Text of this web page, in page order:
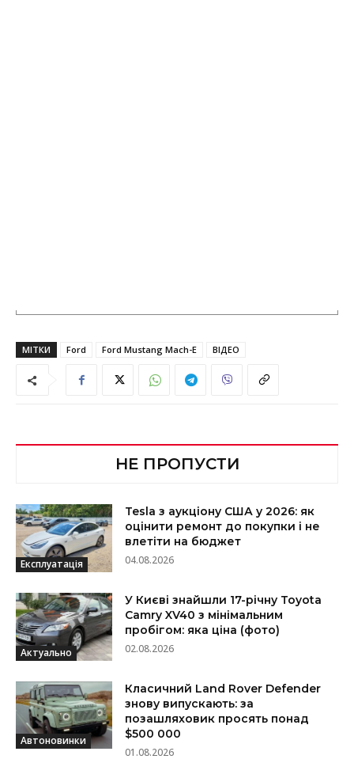
МІТКИ Ford Ford Mustang Mach-E ВІДЕО
НЕ ПРОПУСТИ
Експлуатація
Tesla з аукціону США у 2026: як
оцінити ремонт до покупки і не
влетіти на бюджет
04.08.2026
Актуально
У Києві знайшли 17-річну Toyota
Camry XV40 з мінімальним
пробігом: яка ціна (фото)
02.08.2026
Автоновинки
Класичний Land Rover Defender
знову випускають: за
позашляховик просять понад
$500 000
01.08.2026